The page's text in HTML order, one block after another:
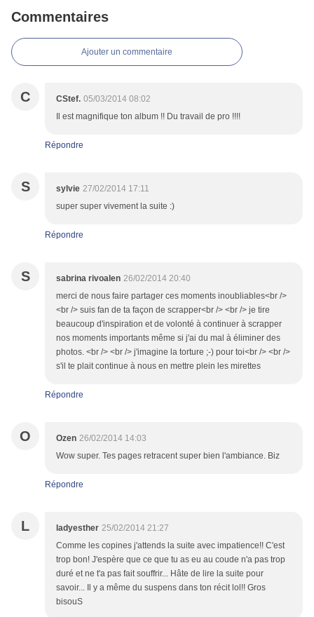
Commentaires
Ajouter un commentaire
C CStef. 05/03/2014 08:02
Il est magnifique ton album !! Du travail de pro !!!!
Répondre
S sylvie 27/02/2014 17:11
super super vivement la suite :)
Répondre
S sabrina rivoalen 26/02/2014 20:40
merci de nous faire partager ces moments inoubliables<br />
<br /> suis fan de ta façon de scrapper<br /> <br /> je tire
beaucoup d'inspiration et de volonté à continuer à scrapper
nos moments importants même si j'ai du mal à éliminer des
photos. <br /> <br /> j'imagine la torture ;-) pour toi<br /> <br />
s'il te plait continue à nous en mettre plein les mirettes
Répondre
O Ozen 26/02/2014 14:03
Wow super. Tes pages retracent super bien l'ambiance. Biz
Répondre
L ladyesther 25/02/2014 21:27
Comme les copines j'attends la suite avec impatience!! C'est
trop bon! J'espère que ce que tu as eu au coude n'a pas trop
duré et ne t'a pas fait souffrir... Hâte de lire la suite pour
savoir... Il y a même du suspens dans ton récit lol!! Gros
bisouS